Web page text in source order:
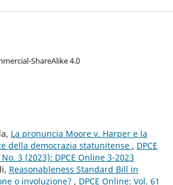
ShareAlike 4.0
La pronuncia Moore v. Harper e la
della democrazia statunitense , DPCE
3 (2023): DPCE Online 3-2023
Reasonableness Standard Bill in
o involuzione? , DPCE Online: Vol. 61